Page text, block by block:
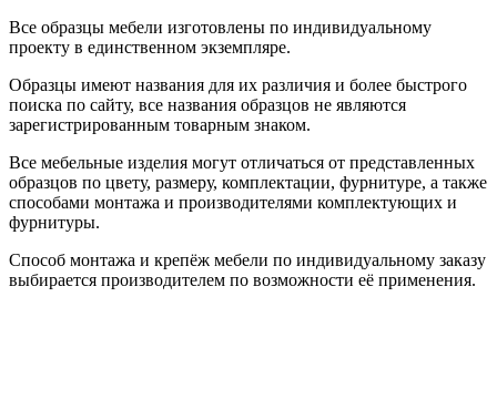
Все образцы мебели изготовлены по индивидуальному
проекту в единственном экземпляре.
Образцы имеют названия для их различия и более быстрого
поиска по сайту, все названия образцов не являются
зарегистрированным товарным знаком.
Все мебельные изделия могут отличаться от представленных
образцов по цвету, размеру, комплектации, фурнитуре, а также
способами монтажа и производителями комплектующих и
фурнитуры.
Способ монтажа и крепёж мебели по индивидуальному заказу
выбирается производителем по возможности её применения.